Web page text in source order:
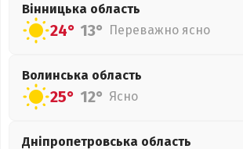
Вінницька область
24° 13° Переважно ясно
Волинська область
25° 12° Ясно
Дніпропетровська область